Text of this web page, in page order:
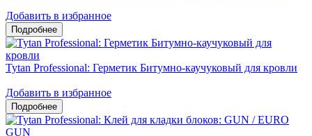
Добавить в избранное
Tytan Professional: Герметик Битумно-каучуковый для кровли
Добавить в избранное